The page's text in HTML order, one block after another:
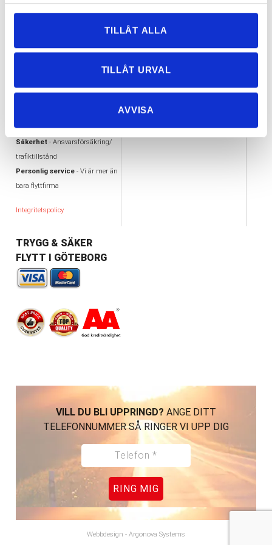
TILLÅT ALLA
TILLÅT URVAL
AVVISA
Flexibilitet- Vi flyttar i hela
dagar
Säkerhet - Ansvarsförsäkring/
trafiktillstånd
Personlig service- Vi är mer än
bara flyttfirma
Integritetspolicy
Offertas ambassadör
Trafiktillstånd, Nöjda kunder
TRYGG & SÄKER
FLYTT I GÖTEBORG
VILL DU BLI UPPRINGD? ANGE DITT
TELEFONNUMMER SÅ RINGER VI UPP DIG
RING MIG
Webbdesign - Argonova Systems